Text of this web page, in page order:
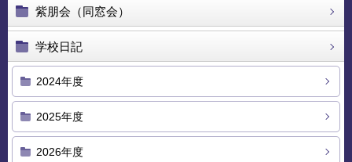
紫朋会（同窓会）
学校日記
2024年度
2025年度
2026年度